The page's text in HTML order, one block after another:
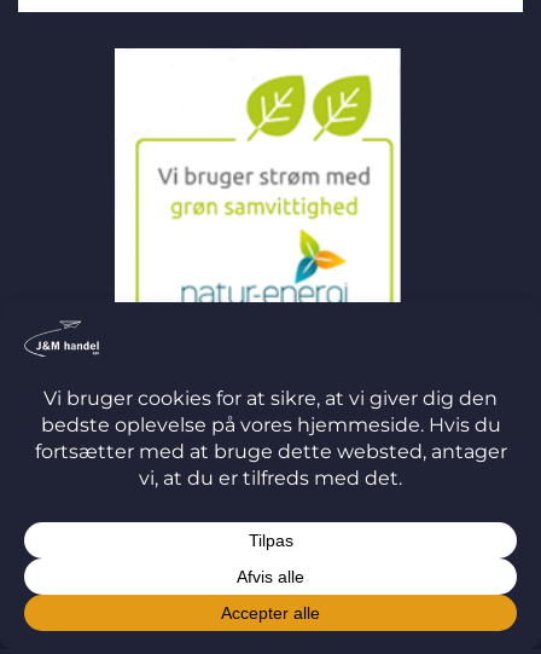
©
2026 J&M Handel ApS
TERMS PRIVACY COOKIES